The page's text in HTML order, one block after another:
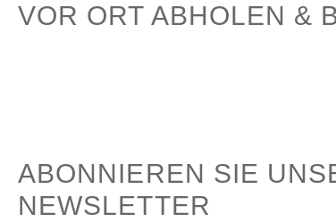
VOR ORT ABHOLEN &
ABONNIEREN SIE
NEWSLETTER